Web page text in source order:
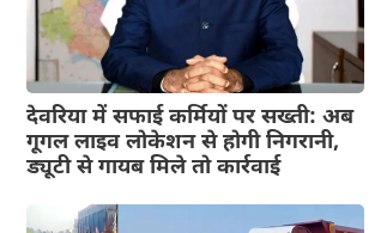
देवरिया में सफाई कर्मियों पर सख्ती: अब
गूगल लाइव लोकेशन से होगी निगरानी,
ड्यूटी से गायब मिले तो कार्रवाई